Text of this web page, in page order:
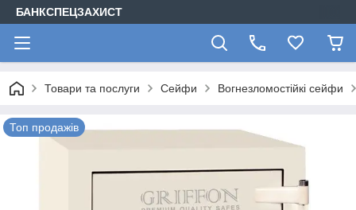
БАНКСПЕЦЗАХИСТ
Товари та послуги Сейфи Вогнезломостійкі сейфи
Топ продажів